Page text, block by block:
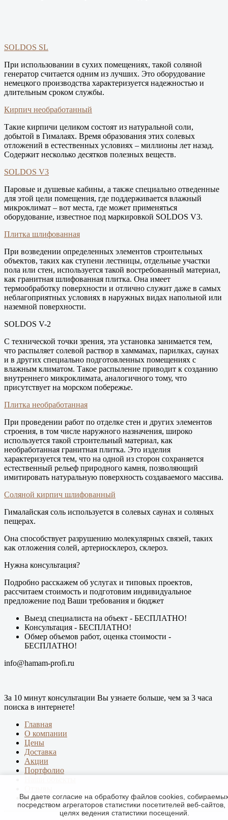
SOLDOS SL
При использовании в сухих помещениях, такой соляной
генератор считается одним из лучших. Это оборудование
немецкого производства характеризуется надежностью и
длительным сроком службы.
Кирпич необработанный
Такие кирпичи целиком состоят из натуральной соли,
добытой в Гималаях. Время образования этих солевых
отложений в естественных условиях – миллионы лет назад.
Содержит несколько десятков полезных веществ.
SOLDOS V3
Паровые и душевые кабины, а также специально отведенные
для этой цели помещения, где поддерживается влажный
микроклимат – вот места, где может применяться
оборудование, известное под маркировкой SOLDOS V3.
Плитка шлифованная
При возведении определенных элементов строительных
объектов, таких как ступени лестницы, отдельные участки
пола или стен, используется такой востребованный материал,
как гранитная шлифованная плитка. Она имеет
термообработку поверхности и отлично служит даже в самых
неблагоприятных условиях в наружных видах напольной или
наземной поверхности.
SOLDOS V-2
С технической точки зрения, эта установка занимается тем,
что распыляет солевой раствор в хаммамах, парилках, саунах
и в других специально подготовленных помещениях с
влажным климатом. Такое распыление приводит к созданию
внутреннего микроклимата, аналогичного тому, что
присутствует на морском побережье.
Плитка необработанная
При проведении работ по отделке стен и других элементов
строения, в том числе наружного назначения, широко
используется такой строительный материал, как
необработанная гранитная плитка. Это изделия
характеризуется тем, что на одной из сторон сохраняется
естественный рельеф природного камня, позволяющий
имитировать натуральную поверхность создаваемого массива.
Соляной кирпич шлифованный
Гималайская соль используется в солевых саунах и соляных
пещерах.
Она способствует разрушению молекулярных связей, таких
как отложения солей, артериосклероз, склероз.
Нужна консультация?
Подробно расскажем об услугах и типовых проектов,
рассчитаем стоимость и подготовим индивидуальное
предложение под Ваши требования и бюджет
Выезд специалиста на объект - БЕСПЛАТНО!
Консультация - БЕСПЛАТНО!
Обмер объемов работ, оценка стоимости -
БЕСПЛАТНО!
info@hamam-profi.ru
За 10 минут консультации Вы узнаете больше, чем за 3 часа
поиска в интернете!
Главная
О компании
Цены
Доставка
Акции
Портфолио
Контакты
Вы даете согласие на обработку файлов cookies,
посредством агрегаторов статистики посетителей веб-сайтов,
целях ведения статистики посещений.